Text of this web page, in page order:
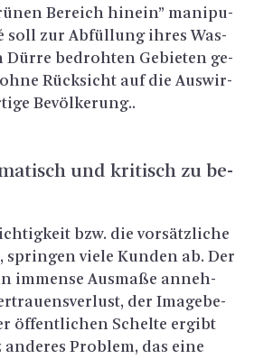
Be­reich hin­ein” ma­ni­pu­
soll zur Ab­fül­lung ihres Was­
Dürre be­droh­ten Ge­bie­ten ge­
Rück­sicht auf die Aus­wir­
Be­völ­ke­rung..
und kri­tisch zu be­
bzw. die vor­sätz­li­che
sprin­gen viele Kun­den ab. Der
im­men­se Aus­ma­ße an­neh­
der Image­be­
öf­fent­li­chen Schel­te er­gibt
Pro­blem, das eine